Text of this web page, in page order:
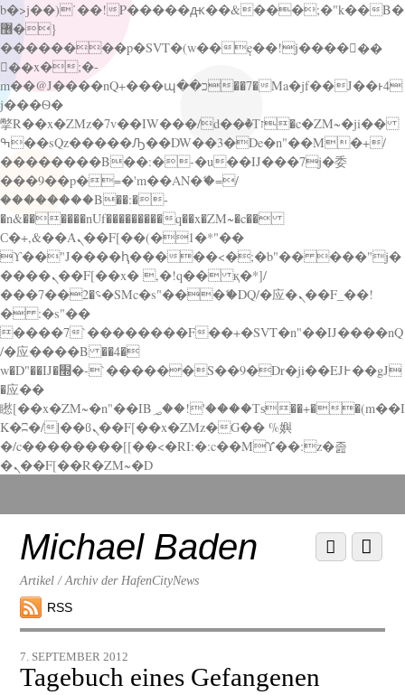
b�>j��)΄��!P�����ԫ��&���;�"k��B�
޶�}
��������p�SVT�(w��ę��!j������
��x�;�-
m��@J����nQ+���պ��כ��7�Ma�jf��J��ͱ4
j���Ѳ�
撆R��x�ZMz�7v��IW���/d��ٞ�Тז�c�ZM~�ji��
ߒ��sQz�����Ԡ��DW��3�De�n"��M�+/
��������B��:�-�u��IJ���7j�委
���9��p�=�'m��AN�ޭ�=/
��������B��:�-
�n&������nUf���������q��x�ZM~�c��
Ϲ�+,&��Ὰܢ��F[��(�1�*"��
ϒ��"J����ԧ�����<�;�b"�� ���"j�
����ܢ��F[��x� ,�!q�� қ�*]/
���؝�2��7�SMc�s"���ޭ�DQ/�应�ܢ��F_��!
� :�s"��
����7`��������F��+�SVT�n"��IJ����nQ
/�应����B ��4�
w�D"��IJ�׭�-`������S��9�Dr�ji��EJ߅��gJ
�应��
矁[��x�ZM~�n"��IB؃��!'����Тѕ��+��(m��I
K�ʭ�/|��ϐܢ��F[��x�ZMz�G�� %嬩
�/c��������[[��<�RI:�:c��MΎ��:z�졾
�ܢ��F[��R�ZM~�D
down
contentMichael Baden
Artikel / Archiv der HafenCityNews
RSS
Menu
Scroll
down
7. SEPTEMBER 2012
Tagebuch eines Gefangenen